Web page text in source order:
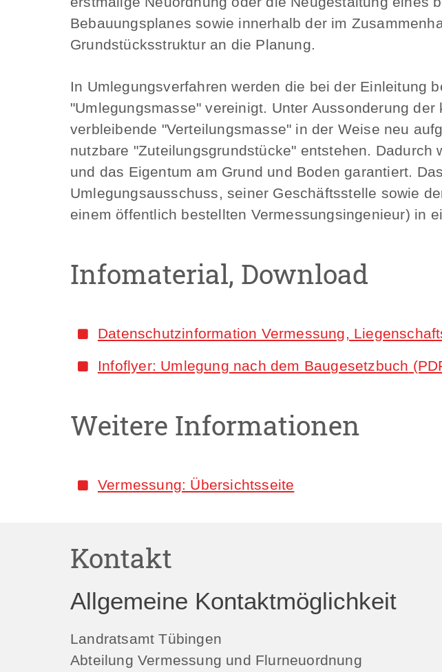
Bebauungsplanes sowie innerhalb der im
Grundstücksstruktur an die Planung.
In Umlegungsverfahren werden die bei der Einleitung
"Umlegungsmasse" vereinigt. Unter Aussonderung
verbleibende "Verteilungsmasse" in der Weise neu
nutzbare "Zuteilungsgrundstücke" entstehen.
und das Eigentum am Grund und Boden garantiert.
Umlegungsausschuss, seiner Geschäftsstelle sowie
einem öffentlich bestellten Vermessungsingenieur) in
Infomaterial, Download
Datenschutzinformation Vermessung,
Infoflyer: Umlegung nach dem Baugesetzbuch
Weitere Informationen
Vermessung: Übersichtsseite
Kontakt
Allgemeine Kontaktmöglichkeit
Landratsamt Tübingen
Abteilung Vermessung und Flurneuordnung